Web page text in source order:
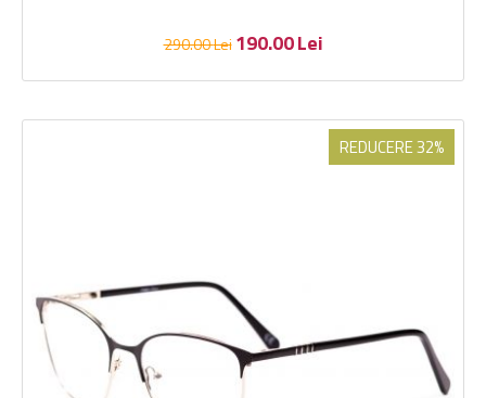
290.00Lei 190.00Lei
REDUCERE 32%